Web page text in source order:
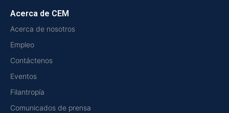
Acerca de CEM
Acerca de nosotros
Empleo
Contáctenos
Eventos
Filantropía
Comunicados de prensa